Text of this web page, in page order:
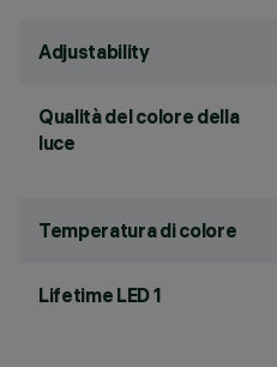
Adjustability
Qualità del colore della
luce
Temperatura di colore
Lifetime LED 1